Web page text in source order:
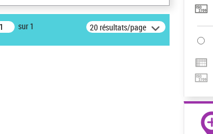
sur 1 20 résultats/page